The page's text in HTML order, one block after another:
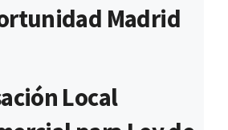
Madrid
Local